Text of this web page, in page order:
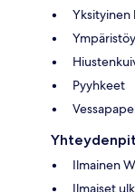
Yksityinen
Pyyhkeet
Ilmainen
Ilmaiset